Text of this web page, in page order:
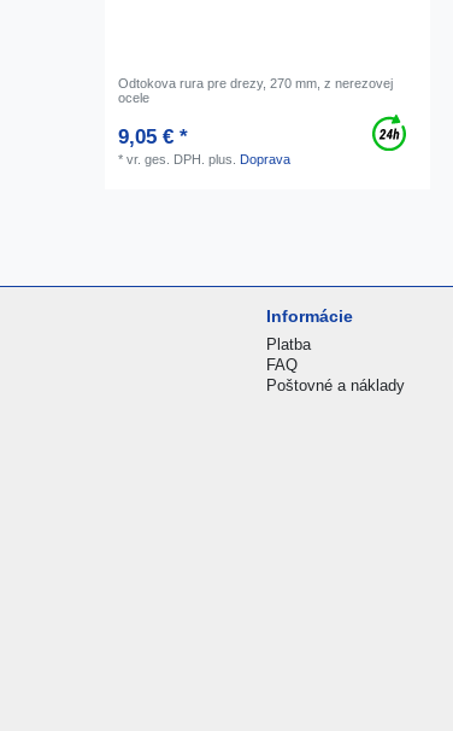
Odtokova rura pre drezy, 270 mm, z nerezovej
ocele
9,05 € *
*vr. ges. DPH. plus. Doprava
Informácie
Platba
FAQ
Poštovné a náklady